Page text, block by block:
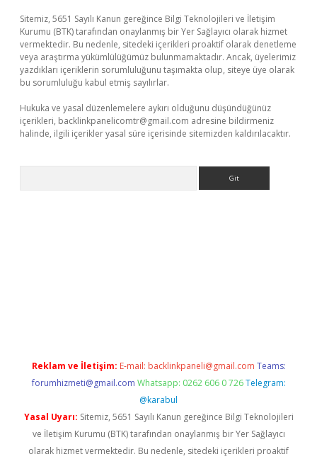
Sitemiz, 5651 Sayılı Kanun gereğince Bilgi Teknolojileri ve İletişim
Kurumu (BTK) tarafından onaylanmış bir Yer Sağlayıcı olarak hizmet
vermektedir. Bu nedenle, sitedeki içerikleri proaktif olarak denetleme
veya araştırma yükümlülüğümüz bulunmamaktadır. Ancak, üyelerimiz
yazdıkları içeriklerin sorumluluğunu taşımakta olup, siteye üye olarak
bu sorumluluğu kabul etmiş sayılırlar.
Hukuka ve yasal düzenlemelere aykırı olduğunu düşündüğünüz
içerikleri, backlinkpanelicomtr@gmail.com adresine bildirmeniz
halinde, ilgili içerikler yasal süre içerisinde sitemizden kaldırılacaktır.
Reklam ve İletişim: E-mail: backlinkpaneli@gmail.com Teams:
forumhizmeti@gmail.com Whatsapp: 0262 606 0 726 Telegram:
@karabul
Yasal Uyarı: Sitemiz, 5651 Sayılı Kanun gereğince Bilgi Teknolojileri
ve İletişim Kurumu (BTK) tarafından onaylanmış bir Yer Sağlayıcı
olarak hizmet vermektedir. Bu nedenle, sitedeki içerikleri proaktif